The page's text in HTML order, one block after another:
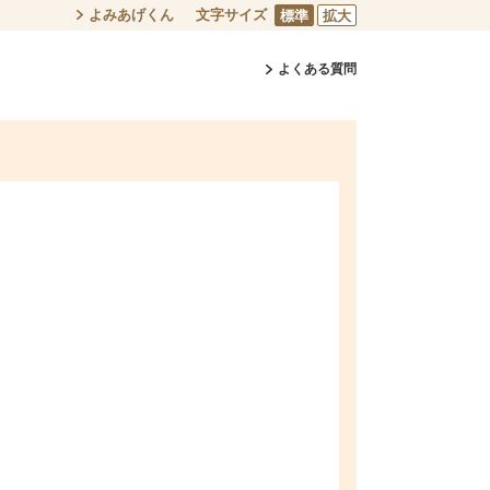
文字サイズ 標準 拡大
よみあげくん
よくある質問